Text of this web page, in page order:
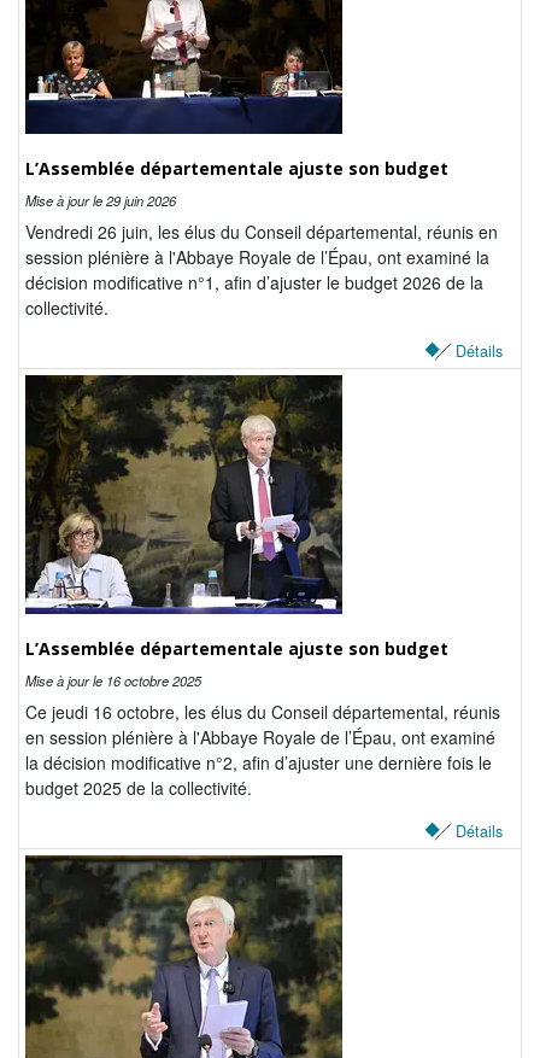
La Sarthe en vidéos
L'Abbaye Royale de l'Épau
Voix au Chapitre
Les expositions virtuelles
La Sarthe sur les réseaux
La newsletter du Département de la
Sarthe
Les 21 cantons de la Sarthe
Les conseillers départementaux
Les commissions
Les services
Tribunes politiques
L'Assemblée départementale
Histoire des Départements
Le budget 2026
Priorités et grands projets 2026
2021-2025 : 4 ans d'actions !
Plan de relance: le Département, acteur
de la reprise!
Recrutement et emploi
Les services en ligne
Magazine La Sarthe
L’Assemblée départementale ajuste son budget
Mise à jour le29 juin 2026
Vendredi 26 juin, les élus du Conseil départemental, réunis en
session plénière à l'Abbaye Royale de l’Épau, ont examiné la
décision modificative n°1, afin d’ajuster le budget 2026 de la
collectivité.
Détails
L’Assemblée départementale ajuste son budget
Mise à jour le 16 octobre 2025
Ce jeudi 16 octobre, les élus du Conseil départemental, réunis
en session plénière à l'Abbaye Royale de l’Épau, ont examiné
la décision modificative n°2, afin d’ajuster une dernière fois le
budget 2025 de la collectivité.
Détails